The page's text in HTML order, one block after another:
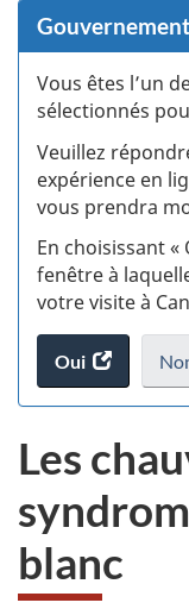
Vous êtes l’un
sélectionnés
Veuillez
expérience en
vous prendra
En choisissant
fenêtre à
votre visite à
Oui
accéder
au
.
Les
blanc